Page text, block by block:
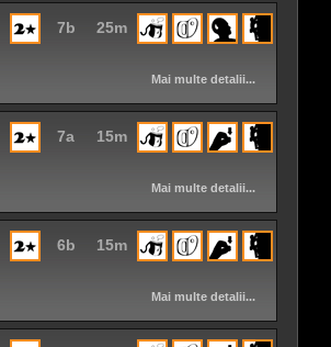
25m
7b
Mai multe detalii...
15m
7a
Mai multe detalii...
15m
6b
Mai multe detalii...